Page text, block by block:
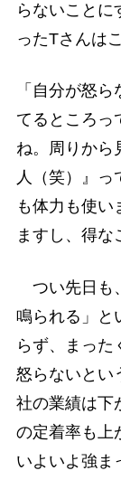
らないことに
ったTさんは
「自分が怒
てるところっ
ね。周りから
人（笑）』っ
も体力も使い
ますし、得な
つい先日も
鳴られる」と
らず、まった
怒らないとい
社の業績は下
の定着率も上
いよいよ強ま